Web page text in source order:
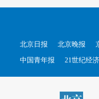
北京日报 北京晚报
中国青年报 21世纪经